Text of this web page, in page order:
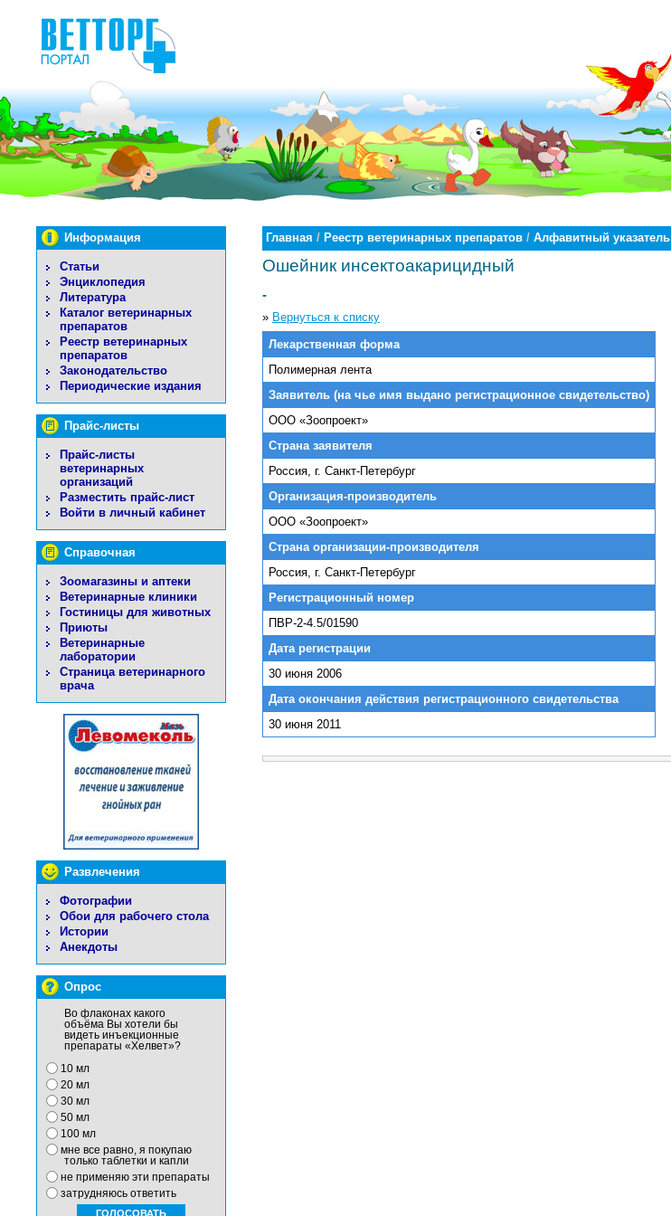
Информация
Статьи
Энциклопедия
Литература
Каталог ветеринарных
препаратов
Реестр ветеринарных
препаратов
Законодательство
Периодические издания
Прайс-листы
Прайс-листы
ветеринарных
организаций
Разместить прайс-лист
Войти в личный кабинет
Справочная
Зоомагазины и аптеки
Ветеринарные клиники
Гостиницы для животных
Приюты
Ветеринарные
лаборатории
Страница ветеринарного
врача
Развлечения
Фотографии
Обои для рабочего стола
Истории
Анекдоты
Опрос
Во флаконах какого
объёма Вы хотели бы
видеть инъекционные
препараты «Хелвет»?
10 мл
20 мл
30 мл
50 мл
100 мл
мне все равно, я покупаю
только таблетки и капли
не применяю эти препараты
затрудняюсь ответить
Главная / Реестр ветеринарных препаратов / Алфавитный указатель
Ошейник инсектоакарицидный
-
» Вернуться к списку
Лекарственная форма
Полимерная лента
Заявитель (на чье имя выдано регистрационное свидетельство)
ООО «Зоопроект»
Страна заявителя
Россия, г. Санкт-Петербург
Организация-производитель
ООО «Зоопроект»
Страна организации-производителя
Россия, г. Санкт-Петербург
Регистрационный номер
ПВР-2-4.5/01590
Дата регистрации
30 июня 2006
Дата окончания действия регистрационного свидетельства
30 июня 2011